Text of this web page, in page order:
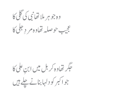
وہ جوہر ملا تھا نبی کی گلی کا
عجیب حوصلہ تھا وہ مردِ جلی کا
جگر تھا وہ کربل میں ابنِ علی کا
جو اکبر کو دلہا بنانے چلے ہیں